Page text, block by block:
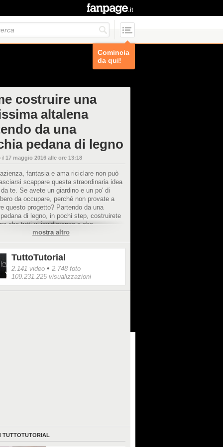
Comincia
da qui!
costruire una
altalena
da una
pedana di legno
il 17 maggio 2016 alle ore 13:18
fantasia e ama riciclare non può
scappare questa straordinaria idea
te. Se avete un giardino e un po' di
da occupare, perché non provate a
questo progetto? Partendo da una
di legno, in pochi step, costruirete
che tutti vi invidieranno e che
non vedranno l'ora di testare.
imgur.com/a/vxyjB?
mostra altro
TuttoTutorial
2.141 video • 2.748 foto
109.231.225 visualizzazioni
TUTTOTUTORIAL